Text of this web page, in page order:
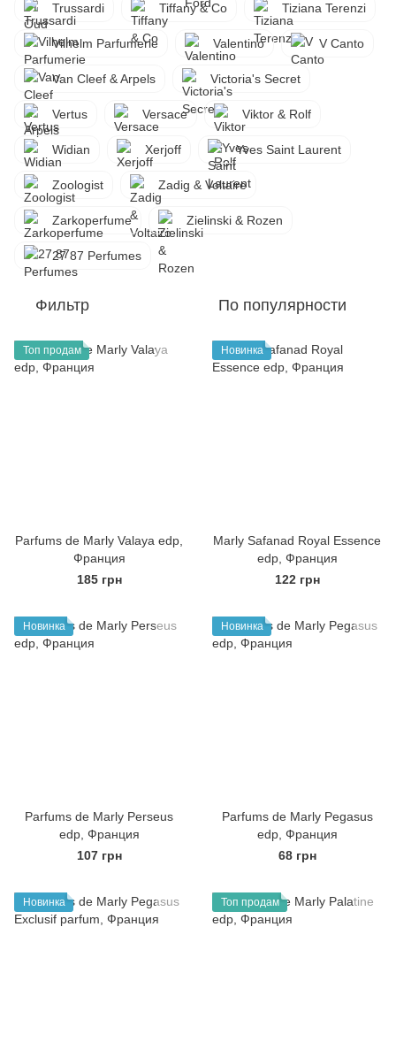
Trussardi Tiffany & Co Tiziana Terenzi
Vilhelm Parfumerie Valentino V Canto
Van Cleef & Arpels Victoria's Secret
Vertus Versace Viktor & Rolf
Widian Xerjoff Yves Saint Laurent
Zoologist Zadig & Voltaire
Zarkoperfume Zielinski & Rozen
27 87 Perfumes
Фильтр По популярности
Топ продам
Parfums de Marly Valaya edp,
Франция
185 грн
Новинка
Marly Safanad Royal Essence
edp, Франция
122 грн
Новинка
Parfums de Marly Perseus
edp, Франция
107 грн
Новинка
Parfums de Marly Pegasus
edp, Франция
68 грн
Новинка Топ продам